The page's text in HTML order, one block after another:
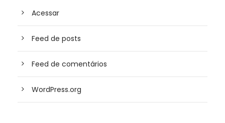
Acessar
Feed de posts
Feed de comentários
WordPress.org